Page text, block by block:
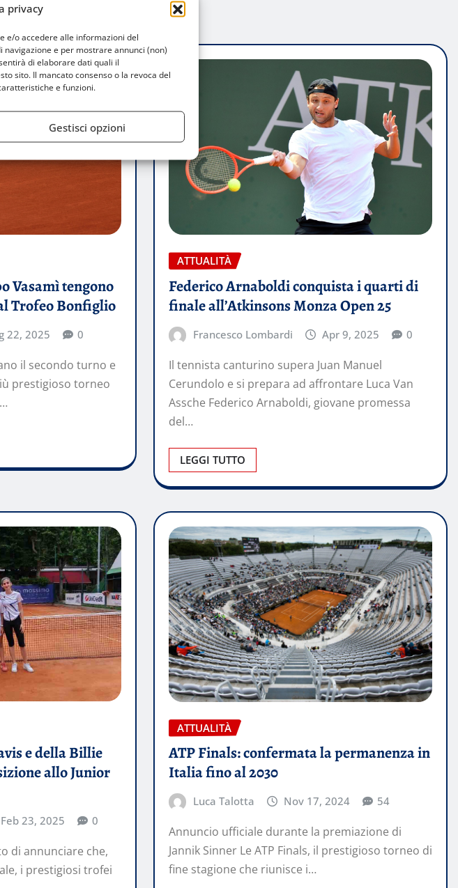
privacy
e/o accedere alle informazioni del
e per mostrare annunci (non)
di elaborare dati quali il
sito. Il mancato consenso o la revoca del
e funzioni.
Gestisci opzioni
Vasamì tengono
Trofeo Bonfiglio
22, 2025 0
il secondo turno e
prestigioso torneo
ATTUALITÀ
Federico Arnaboldi conquista i quarti di
finale all’Atkinsons Monza Open 25
Francesco Lombardi Apr 9, 2025 0
Il tennista canturino supera Juan Manuel
Cerundolo e si prepara ad affrontare Luca Van
Assche Federico Arnaboldi, giovane promessa
del…
LEGGI TUTTO
e della Billie
allo Junior
Feb 23, 2025 0
di annunciare che,
i prestigiosi trofei
ATTUALITÀ
ATP Finals: confermata la permanenza in
Italia fino al 2030
Luca Talotta Nov 17, 2024 54
Annuncio ufficiale durante la premiazione di
Jannik Sinner Le ATP Finals, il prestigioso torneo di
fine stagione che riunisce i…